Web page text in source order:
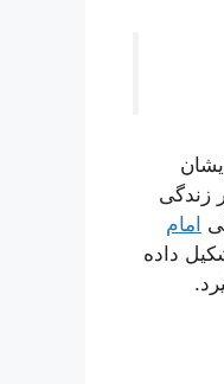
ایشان
زندگی
امام
داده